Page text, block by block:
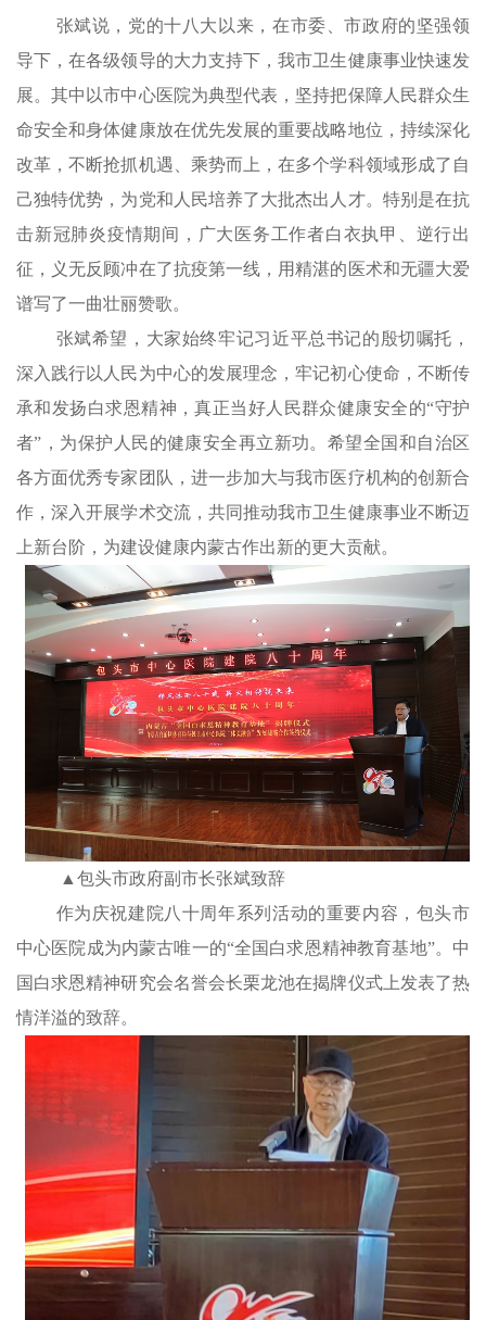
张斌说，党的十八大以来，在市委、市政府的坚强领
导下，在各级领导的大力支持下，我市卫生健康事业快速发
展。其中以市中心医院为典型代表，坚持把保障人民群众生
命安全和身体健康放在优先发展的重要战略地位，持续深化
改革，不断抢抓机遇、乘势而上，在多个学科领域形成了自
己独特优势，为党和人民培养了大批杰出人才。特别是在抗
击新冠肺炎疫情期间，广大医务工作者白衣执甲、逆行出
征，义无反顾冲在了抗疫第一线，用精湛的医术和无疆大爱
谱写了一曲壮丽赞歌。
张斌希望，大家始终牢记习近平总书记的殷切嘱托，
深入践行以人民为中心的发展理念，牢记初心使命，不断传
承和发扬白求恩精神，真正当好人民群众健康安全的“守护
者”，为保护人民的健康安全再立新功。希望全国和自治区
各方面优秀专家团队，进一步加大与我市医疗机构的创新合
作，深入开展学术交流，共同推动我市卫生健康事业不断迈
上新台阶，为建设健康内蒙古作出新的更大贡献。
▲包头市政府副市长张斌致辞
作为庆祝建院八十周年系列活动的重要内容，包头市
中心医院成为内蒙古唯一的“全国白求恩精神教育基地”。中
国白求恩精神研究会名誉会长栗龙池在揭牌仪式上发表了热
情洋溢的致辞。